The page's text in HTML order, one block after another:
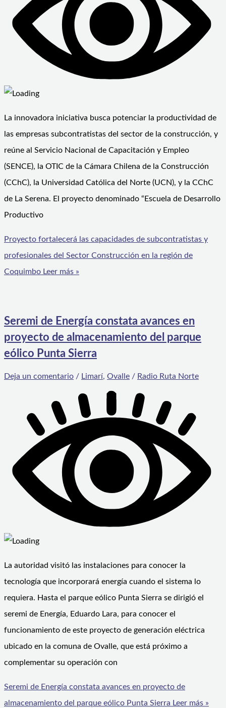
La innovadora iniciativa busca potenciar la productividad de
las empresas subcontratistas del sector de la construcción, y
reúne al Servicio Nacional de Capacitación y Empleo
(SENCE), la OTIC de la Cámara Chilena de la Construcción
(CChC), la Universidad Católica del Norte (UCN), y la CChC
de La Serena. El proyecto denominado “Escuela de Desarrollo
Productivo
Proyecto fortalecerá las capacidades de subcontratistas y
profesionales del Sector Construcción en la región de
Coquimbo Leer más »
Seremi de Energía constata avances en
proyecto de almacenamiento del parque
eólico Punta Sierra
Deja un comentario / Limarí, Ovalle / Radio Ruta Norte
La autoridad visitó las instalaciones para conocer la
tecnología que incorporará energía cuando el sistema lo
requiera. Hasta el parque eólico Punta Sierra se dirigió el
seremi de Energía, Eduardo Lara, para conocer el
funcionamiento de este proyecto de generación eléctrica
ubicado en la comuna de Ovalle, que está próximo a
complementar su operación con
Seremi de Energía constata avances en proyecto de
almacenamiento del parque eólico Punta Sierra Leer más »